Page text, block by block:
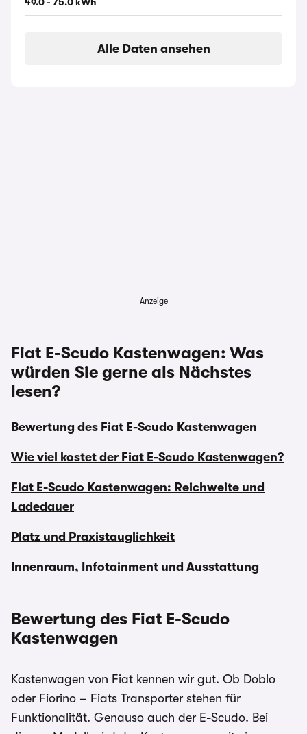
Alle Daten ansehen
Anzeige
Fiat E-Scudo Kastenwagen: Was
würden Sie gerne als Nächstes
lesen?
Bewertung des Fiat E-Scudo Kastenwagen
Wie viel kostet der Fiat E-Scudo Kastenwagen?
Fiat E-Scudo Kastenwagen: Reichweite und
Ladedauer
Platz und Praxistauglichkeit
Innenraum, Infotainment und Ausstattung
Bewertung des Fiat E-Scudo
Kastenwagen
Kastenwagen von Fiat kennen wir gut. Ob Doblo
oder Fiorino – Fiats Transporter stehen für
Funktionalität. Genauso auch der E-Scudo. Bei